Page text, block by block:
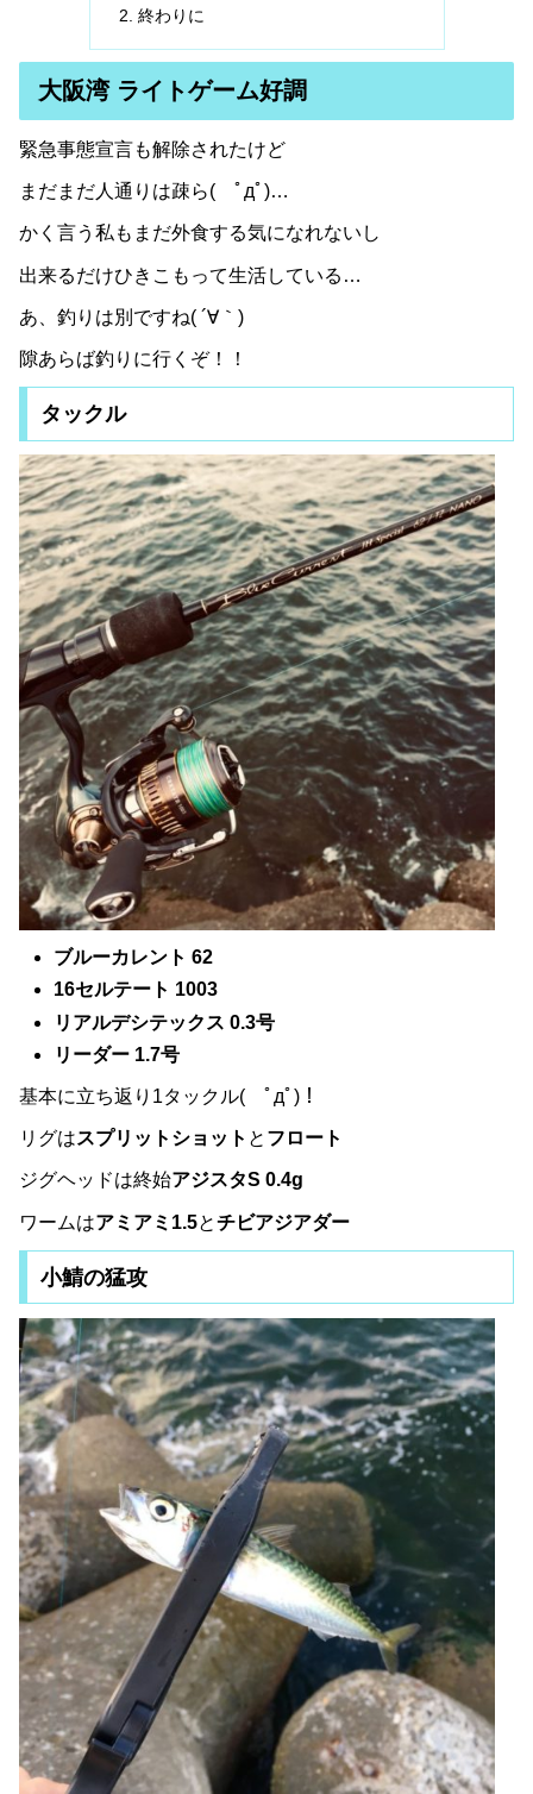
終わりに
大阪湾 ライトゲーム好調
緊急事態宣言も解除されたけど
まだまだ人通りは疎ら( ﾟдﾟ)…
かく言う私もまだ外食する気になれないし
出来るだけひきこもって生活している…
あ、釣りは別ですね( ´∀｀)
隙あらば釣りに行くぞ！！
タックル
ブルーカレント 62
16セルテート 1003
リアルデシテックス 0.3号
リーダー 1.7号
基本に立ち返り1タックル( ﾟдﾟ)！
リグはスプリットショット と フロート
ジグヘッドは終始アジスタS 0.4g
ワームはアミアミ1.5とチビアジアダー
小鯖の猛攻